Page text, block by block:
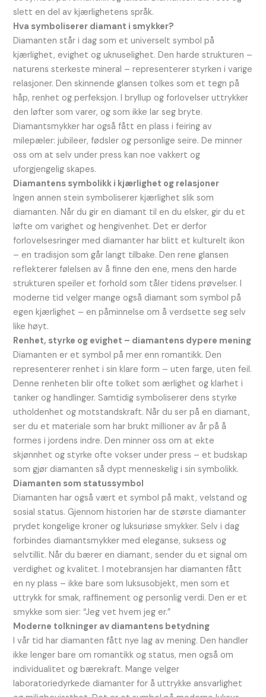
slett en del av kjærlighetens språk.
Hva symboliserer diamant i smykker?
Diamanten står i dag som et universelt symbol på
kjærlighet, evighet og uknuselighet. Den harde strukturen –
naturens sterkeste mineral – representerer styrken i varige
relasjoner. Den skinnende glansen tolkes som et tegn på
håp, renhet og perfeksjon. I bryllup og forlovelser uttrykker
den løfter som varer, og som ikke lar seg bryte.
Diamantsmykker har også fått en plass i feiring av
milepæler: jubileer, fødsler og personlige seire. De minner
oss om at selv under press kan noe vakkert og
uforgjengelig skapes.
Diamantens symbolikk i kjærlighet og relasjoner
Ingen annen stein symboliserer kjærlighet slik som
diamanten. Når du gir en diamant til en du elsker, gir du et
løfte om varighet og hengivenhet. Det er derfor
forlovelsesringer med diamanter har blitt et kulturelt ikon
– en tradisjon som går langt tilbake. Den rene glansen
reflekterer følelsen av å finne den ene, mens den harde
strukturen speiler et forhold som tåler tidens prøvelser. I
moderne tid velger mange også diamant som symbol på
egen kjærlighet – en påminnelse om å verdsette seg selv
like høyt.
Renhet, styrke og evighet – diamantens dypere mening
Diamanten er et symbol på mer enn romantikk. Den
representerer renhet i sin klare form – uten farge, uten feil.
Denne renheten blir ofte tolket som ærlighet og klarhet i
tanker og handlinger. Samtidig symboliserer dens styrke
utholdenhet og motstandskraft. Når du ser på en diamant,
ser du et materiale som har brukt millioner av år på å
formes i jordens indre. Den minner oss om at ekte
skjønnhet og styrke ofte vokser under press – et budskap
som gjør diamanten så dypt menneskelig i sin symbolikk.
Diamanten som statussymbol
Diamanten har også vært et symbol på makt, velstand og
sosial status. Gjennom historien har de største diamanter
prydet kongelige kroner og luksuriøse smykker. Selv i dag
forbindes diamantsmykker med eleganse, suksess og
selvtillit. Når du bærer en diamant, sender du et signal om
verdighet og kvalitet. I motebransjen har diamanten fått
en ny plass – ikke bare som luksusobjekt, men som et
uttrykk for smak, raffinement og personlig verdi. Den er et
smykke som sier: “Jeg vet hvem jeg er.”
Moderne tolkninger av diamantens betydning
I vår tid har diamanten fått nye lag av mening. Den handler
ikke lenger bare om romantikk og status, men også om
individualitet og bærekraft. Mange velger
laboratoriedyrkede diamanter for å uttrykke ansvarlighet